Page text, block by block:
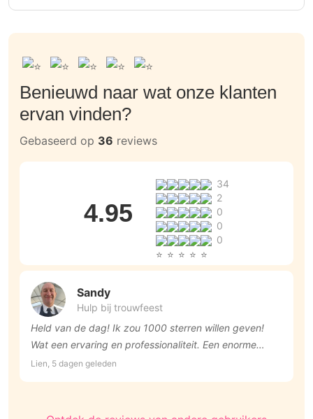
Benieuwd naar wat onze klanten
ervan vinden?
Gebaseerd op 36 reviews
4.95
34
2
0
0
0
Sandy
Hulp bij trouwfeest
Held van de dag! Ik zou 1000 sterren willen geven!
Wat een ervaring en professionaliteit. Een enorme
aanrader! Heel erg bedankt, Sandy.
Lien, 5 dagen geleden